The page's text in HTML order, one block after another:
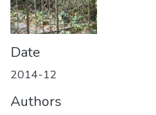
Date
2014-12
Authors